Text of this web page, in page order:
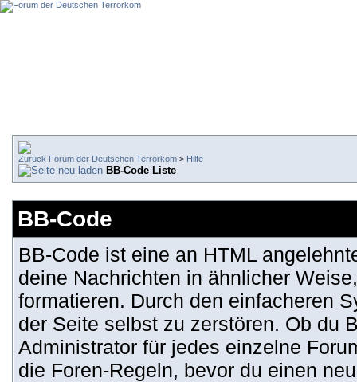
Forum der Deutschen Terrorkom > Hilfe
BB-Code Liste
BB-Code
BB-Code ist eine an HTML
deine Nachrichten in ähnlicher
formatieren. Durch den einfacheren
der Seite selbst zu zerstören. Ob du
Administrator für jedes einzelne
die Foren-Regeln, bevor du einen